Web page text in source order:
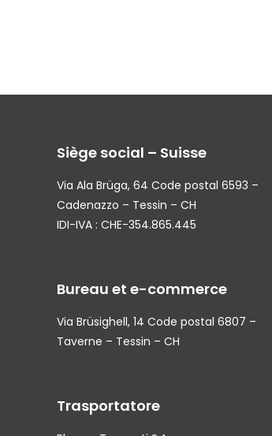
Siège social – Suisse
Via Ala Brüga, 64 Code postal 6593 –
Cadenazzo – Tessin – CH
IDI-IVA : CHE-354.865.445
Bureau et e-commerce
Via Brüsighell, 14 Code postal 6807 –
Taverne – Tessin – CH
Trasportatore